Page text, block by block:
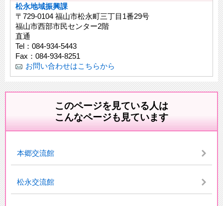
松永地域振興課
〒729-0104 福山市松永町三丁目1番29号
福山市西部市民センター2階
直通
Tel：084-934-5443
Fax：084-934-8251
お問い合わせはこちらから
このページを見ている人は
こんなページも見ています
本郷交流館
松永交流館